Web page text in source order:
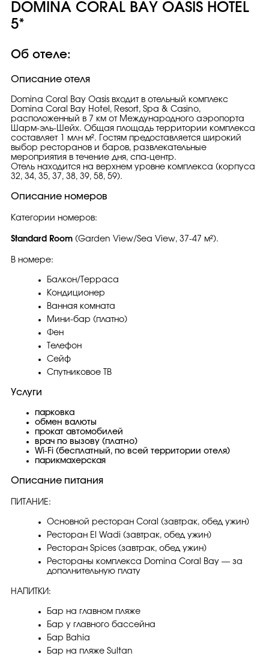
DOMINA CORAL BAY OASIS HOTEL
5*
Об отеле:
Описание отеля
Domina Coral Bay Oasis входит в отельный комплекс
Domina Coral Bay Hotel, Resort, Spa & Casino,
расположенный в 7 км от Международного аэропорта
Шарм-эль-Шейх. Общая площадь территории комплекса
составляет 1 млн м². Гостям предоставляется широкий
выбор ресторанов и баров, развлекательные
мероприятия в течение дня, спа-центр.
Отель находится на верхнем уровне комплекса (корпуса
32, 34, 35, 37, 38, 39, 58, 59).
Описание номеров
Категории номеров:
Standard Room (Garden View/Sea View, 37-47 м²).
В номере:
Балкон/Терраса
Кондиционер
Ванная комната
Мини-бар (платно)
Фен
Телефон
Сейф
Спутниковое ТВ
Услуги
парковка
обмен валюты
прокат автомобилей
врач по вызову (платно)
Wi-Fi (бесплатный, по всей территории отеля)
парикмахерская
Описание питания
ПИТАНИЕ:
Основной ресторан Coral (завтрак, обед ужин)
Ресторан El Wadi (завтрак, обед ужин)
Ресторан Spices (завтрак, обед ужин)
Рестораны комплекса Domina Coral Bay — за
дополнительную плату
НАПИТКИ:
Бар на главном пляже
Бар у главного бассейна
Бар Bahia
Бар на пляже Sultan